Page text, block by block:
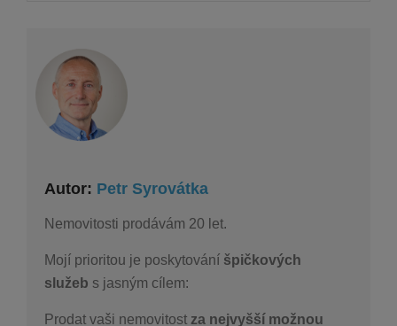
Autor: Petr Syrovátka
Nemovitosti prodávám 20 let.
Mojí prioritou je poskytování špičkových
služeb s jasným cílem:
Prodat vaši nemovitost za nejvyšší možnou